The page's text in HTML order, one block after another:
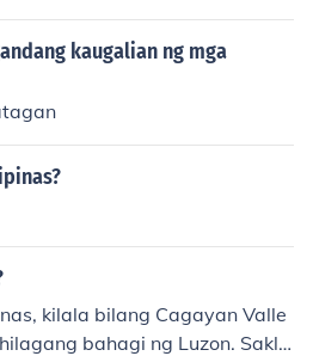
kaugalian ng mga
kilala bilang Cagayan Valle
bahagi ng Luzon. Sakla